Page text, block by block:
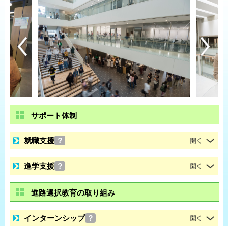
サポート体制
就職支援 ？
進学支援 ？
進路選択教育の取り組み
インターンシップ ？